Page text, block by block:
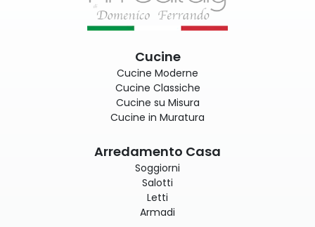
Cucine
Cucine Moderne
Cucine Classiche
Cucine su Misura
Cucine in Muratura
Arredamento Casa
Soggiorni
Salotti
Letti
Armadi